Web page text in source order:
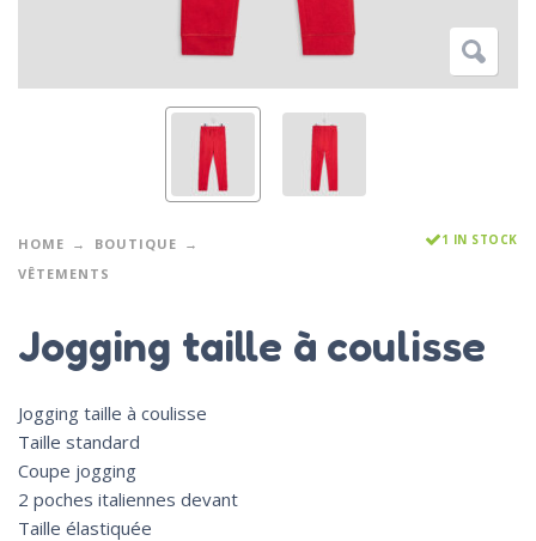
HOME
BOUTIQUE
VÊTEMENTS
1 IN STOCK
Jogging taille à coulisse
Jogging taille à coulisse
Taille standard
Coupe jogging
2 poches italiennes devant
Taille élastiquée